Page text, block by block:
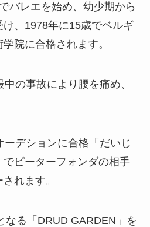
バレエを始め、幼少期から
、1978年に15歳でベルギ
院に合格されます。
の事故により腰を痛め、
ーデションに合格「だいじ
でピーターフォンダの相手
れます。
なる「DRUD GARDEN」を